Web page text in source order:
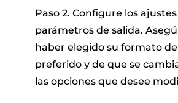
Paso 2. Configure los
parámetros de salida.
haber elegido su formato
preferido y de que se
las opciones que desee